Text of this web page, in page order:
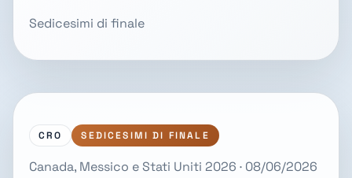
Sedicesimi di finale
CRO SEDICESIMI DI FINALE
Canada, Messico e Stati Uniti 2026 · 08/06/2026